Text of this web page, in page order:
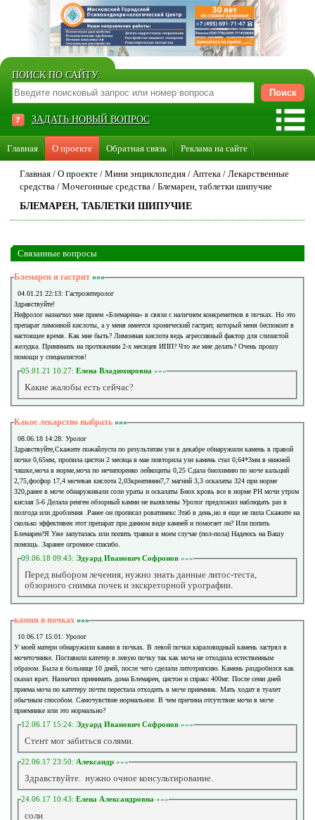
ПОИСК ПО САЙТУ:
ЗАДАТЬ НОВЫЙ ВОПРОС
Главная О проекте Обратная связь Реклама на сайте
Стать консультантом нашего сайта
Главная / О проекте / Мини энциклопедия / Аптека / Лекарственные
средства / Мочегонные средства / Блемарен, таблетки шипучие
БЛЕМАРЕН, ТАБЛЕТКИ ШИПУЧИЕ
Связанные вопросы
Блемарен и гастрит »»»
04.01.21 22:13: Гастроэнтеролог
Здравствуйте!
Нефролог назначил мне прием «Блемарена» в связи с наличием конкреметнов в почках. Но это
препарат лимонной кислоты, а у меня имеется хронический гастрит, который меня беспокоит в
настоящее время. Как мне быть? Лимонная кислота ведь агрессивный фактор для слизистой
желудка. Принимать на протяжении 2-х месяцев ИПП? Что же мне делать? Очень прошу
помощи у специалистов!
05.01.21 10:27: Елена Владимировна »»»
Какие жалобы есть сейчас?
Какое лекарство выбрать »»»
08.06.18 14:28: Уролог
Здравствуйте,Скажите пожайлуста по результатам узи в декабре обнаружили камень в правой
почке 0,65мм, пропила цистон 2 месяца в мае повторила узи камень стал 0,64*3мм в нижней
чашке,моча в норме,моча по нечипоренко лейкоциты 0,25 Сдала биохимию по моче кальций
2,75,фосфор 17,4 мочевая кислота 2,03креатинин7,7 магний 3,3 оскалаты 324 при норме
320,ранее в моче обнаруживали соли ураты и оскалаты Биох кровь все в норме PH мочи утром
кислая 5-6 Делала ренген обзорный камни не выявлены Уролог предложил наблюдать раз в
полгода или дробления .Ранее он прописал роватинекс 3таб в день,но я еще не пила Скажите на
сколько эффективен этот препарат при данном виде камней и помогает ли? Или попить
Блемарен?Я Уже запуталась или попить травки в моем случае (пол-пола) Надеюсь на Вашу
помощь. Заранее огромное спасибо.
09.06.18 09:43: Эдуард Иванович Софронов »»»
Перед выбором лечения, нужно знать данные литос-теста,
обзорного снимка почек и экскреторной урографии.
камни в почках »»»
10.06.17 15:01: Уролог
У моей матери обнаружили камни в почках. В левой почки караловидный камень застрял в
мочеточнике. Поставили катетер в левую почку так как моча не отходила естественным
образом. Была в больнице 10 дней, после чего сделали литотрипсию. Камень раздробился как
сказал врач. Назначил принимать дома Блемарен, цистон и спракс 400мг. После семи дней
приема моча по катетеру почти перестала отходить в моче приемник. Мать ходит в туалет
обычным способом. Самочувствие нормальное. В чем причина отсутствие мочи в моче
приемнике или это нормально?
12.06.17 15:24: Эдуард Иванович Софронов »»»
Стент мог забиться солями.
22.06.17 23:50: Александр »»»
Здравствуйте. нужно очное консультирование.
24.06.17 10:43: Елена Александровна »»»
соли